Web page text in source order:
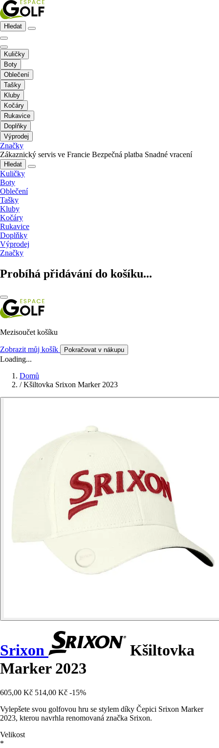
Hledat
Kuličky
Boty
Oblečení
Tašky
Kluby
Kočáry
Rukavice
Doplňky
Výprodej
Značky
Zákaznický servis ve Francie Bezpečná platba Snadné vracení
Hledat
Kuličky
Boty
Oblečení
Tašky
Kluby
Kočáry
Rukavice
Doplňky
Výprodej
Značky
Probíhá přidávání do košíku...
Mezisoučet košíku
Zobrazit můj košík Pokračovat v nákupu
Loading...
Domů
/ Kšiltovka Srixon Marker 2023
Srixon
Kšiltovka
Marker 2023
605,00 Kč 514,00 Kč -15%
Vylepšete svou golfovou hru se stylem díky Čepici Srixon Marker
2023, kterou navrhla renomovaná značka Srixon.
Velikost
*